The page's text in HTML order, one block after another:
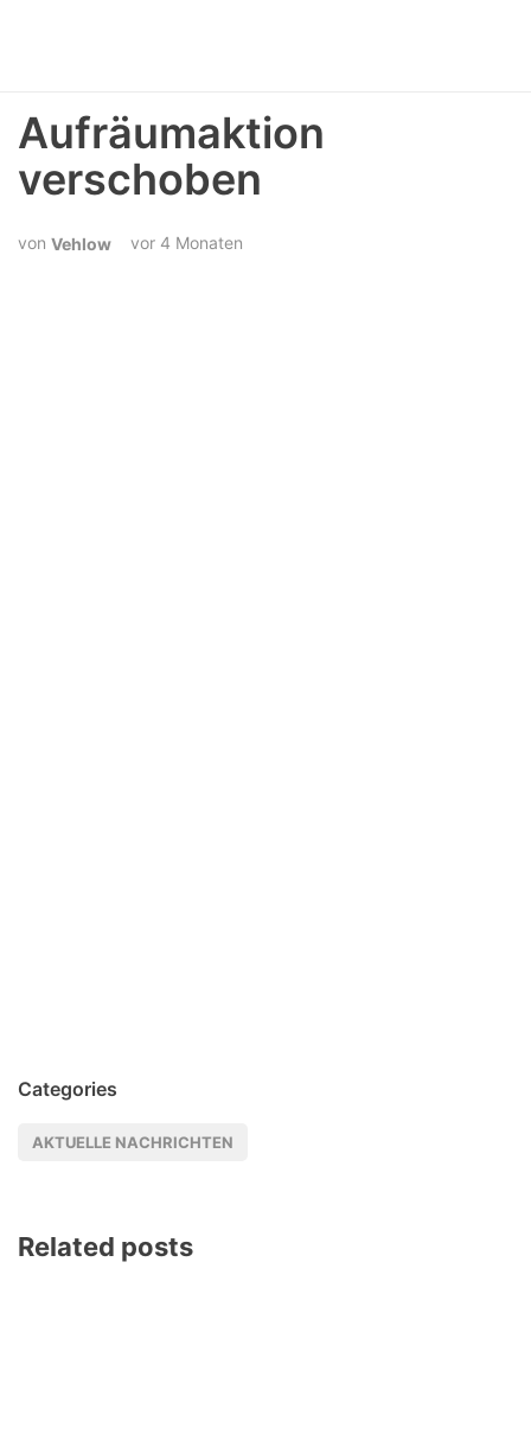
Aufräumaktion
verschoben
Vehlow vor 4 Monaten
Categories
AKTUELLE NACHRICHTEN
Related posts